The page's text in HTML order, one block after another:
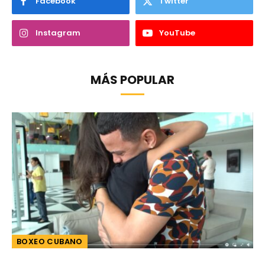
Instagram YouTube
MÁS POPULAR
BOXEO CUBANO